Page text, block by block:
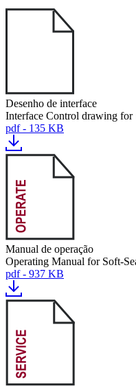
Desenho de interface
Interface Control drawing for
pdf - 135 KB
Manual de operação
Operating Manual for Soft-
pdf - 937 KB